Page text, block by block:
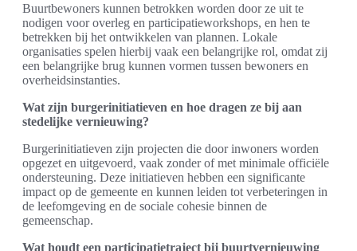
Buurtbewoners kunnen betrokken worden door ze uit te
nodigen voor overleg en participatieworkshops, en hen te
betrekken bij het ontwikkelen van plannen. Lokale
organisaties spelen hierbij vaak een belangrijke rol, omdat zij
een belangrijke brug kunnen vormen tussen bewoners en
overheidsinstanties.
Wat zijn burgerinitiatieven en hoe dragen ze bij aan
stedelijke vernieuwing?
Burgerinitiatieven zijn projecten die door inwoners worden
opgezet en uitgevoerd, vaak zonder of met minimale officiële
ondersteuning. Deze initiatieven hebben een significante
impact op de gemeente en kunnen leiden tot verbeteringen in
de leefomgeving en de sociale cohesie binnen de
gemeenschap.
Wat houdt een participatietraject bij buurtvernieuwing